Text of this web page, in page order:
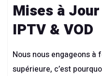
Mises à
IPTV & VOD
Nous nous engageons
supérieure, c’est